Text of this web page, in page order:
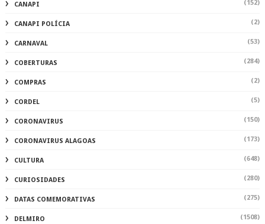
CANAPI (152)
CANAPI POLÍCIA (2)
CARNAVAL (53)
COBERTURAS (284)
COMPRAS (2)
CORDEL (5)
CORONAVIRUS (150)
CORONAVIRUS ALAGOAS (173)
CULTURA (648)
CURIOSIDADES (280)
DATAS COMEMORATIVAS (275)
DELMIRO (1508)